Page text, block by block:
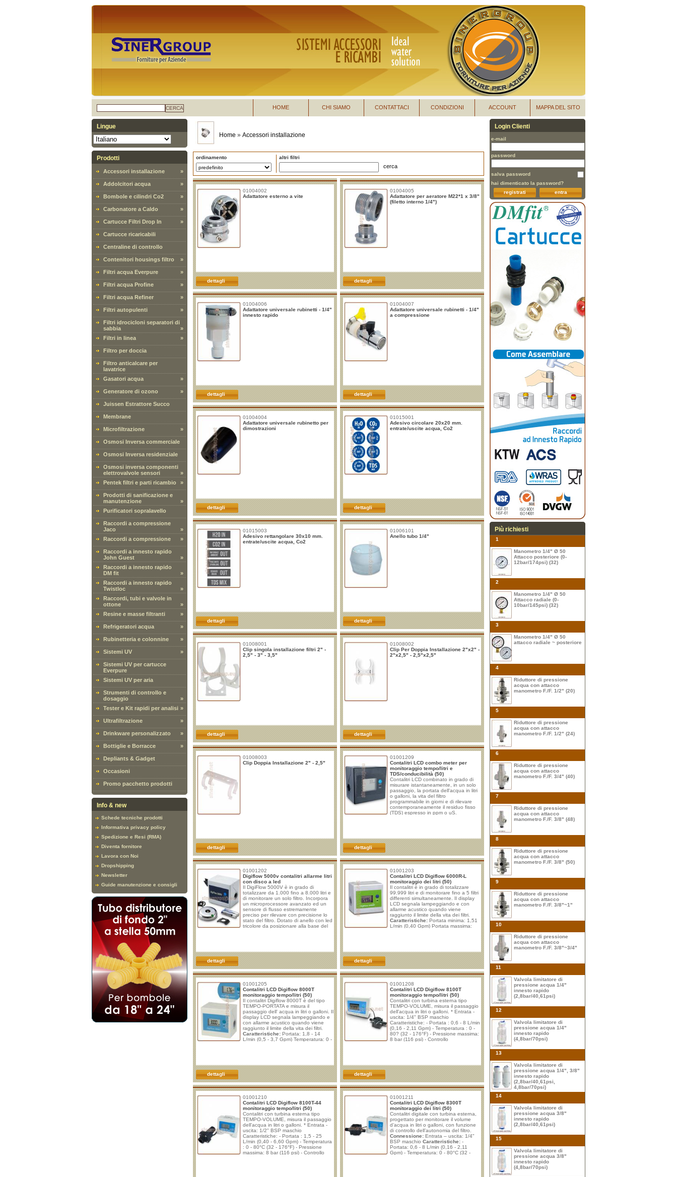
CERCA MAPPA DEL SITO
ACCOUNT
CONDIZIONI
CONTATTACI
CHI SIAMO
HOME
Lingue
Prodotti
Accessori installazione »
Addolcitori acqua »
Bombole e cilindri Co2 »
Carbonatore a Caldo »
Cartucce Filtri Drop In »
Cartucce ricaricabili
Centraline di controllo
Contenitori housings filtro »
Filtri acqua Everpure »
Filtri acqua Profine »
Filtri acqua Refiner »
Filtri autopulenti »
Filtri idrocicloni separatori di
sabbia
»
Filtri in linea
»
Filtro per doccia
Filtro anticalcare per
lavatrice
Gasatori acqua
»
Generatore di ozono »
Juissen Estrattore Succo
Membrane
Microfiltrazione »
Osmosi Inversa commerciale
Osmosi Inversa residenziale
Osmosi inversa componenti
elettrovalvole sensori
»
Pentek filtri e parti ricambio
»
Prodotti di sanificazione e
manutenzione
»
Purificatori sopralavello
Raccordi a compressione
Jaco
»
Raccordi a compressione
»
Raccordi a innesto rapido
John Guest
»
Raccordi a innesto rapido
DM fit
»
Raccordi a innesto rapido
Twistloc
»
Raccordi, tubi e valvole in
ottone
»
Resine e masse filtranti
»
Refrigeratori acqua »
Rubinetteria e colonnine »
Sistemi UV »
Sistemi UV per cartucce
Everpure
Sistemi UV per aria
Strumenti di controllo e
dosaggio
»
Tester e Kit rapidi per analisi »
Ultrafiltrazione »
Drinkware personalizzato »
Bottiglie e Borracce »
Depliants & Gadget
Occasioni
Promo pacchetto prodotti
Info & new
Schede tecniche prodotti
Informativa privacy policy
Spedizione e Resi (RMA)
Diventa fornitore
Lavora con Noi
Dropshipping
Newsletter
Guide manutenzione e consigli
Home » Accessori installazione
ordinamento altri filtri
cerca
01004002
Adattatore esterno a vite
dettagli
01004005
Adattatore per aeratore M22*1 x 3/8"
(filetto interno 1/4")
dettagli
01004006
Adattatore universale rubinetti - 1/4"
innesto rapido
dettagli
01004007
Adattatore universale rubinetti - 1/4"
a compressione
dettagli
01004004
Adattatore universale rubinetto per
dimostrazioni
dettagli
01015001
Adesivo circolare 20x20 mm.
entrate/uscite acqua, Co2
dettagli
01015003
Adesivo rettangolare 30x10 mm.
entrate/uscite acqua, Co2
dettagli
01006101
Anello tubo 1/4"
dettagli
01008001
Clip singola installazione filtri 2" -
2,5" - 3" - 3,5"
dettagli
01008002
Clip Per Doppia Installazione 2"x2" -
2"x2,5" - 2,5"x2,5"
dettagli
01008003
Clip Doppia Installazione 2" - 2,5"
dettagli
01001209
Contalitri LCD combo meter per
monitoraggio tempo/litri e
TDS/conducibilità (50)
Contalitri LCD combinato in grado di
misurare istantaneamente, in un solo
passaggio, la portata dell'acqua in litri
o galloni, la vita del filtro
programmabile in giorni e di rilevare
contemporaneamente il residuo fisso
(TDS) espresso in ppm o uS.
flusso: bidirezionale - Monitoraggio
dettagli
01001202
Digiflow 5000v contalitri allarme litri
con disco a led
Il DigiFlow 5000V è in grado di
totalizzare da 1.000 fino a 8.000 litri e
di monitorare un solo filtro. Incorpora
un microprocessore avanzato ed un
sensore di flusso estremamente
preciso per rilevare con precisione lo
stato del filtro. Dotato di anello con led
tricolore da posizionare alla base del
occorre alcuna alimentazione esterna,
dettagli
01001203
Contalitri LCD Digiflow 6000R-L
monitoraggio dei litri (50)
Il contalitri è in grado di totalizzare
99.999 litri e di monitorare fino a 5 filtri
differenti simultaneamente. Il display
LCD segnala lampeggiando e con
allarme acustico quando viene
raggiunto il limite della vita dei filtri.
Caratteristiche: Portata minima: 1,51
L/min (0,40 Gpm) Portata massima:
batterie AAA
dettagli
01001205
Contalitri LCD Digiflow 8000T
monitoraggio tempo/litri (50)
Il contalitri Digiflow 8000T è del tipo
TEMPO-PORTATA e misura il
passaggio dell' acqua in litri o galloni. Il
display LCD segnala lampeggiando e
con allarme acustico quando viene
raggiunto il limite della vita dei filtri.
Caratteristiche: Portata: 1,8 - 14
L/min (0,5 - 3,7 Gpm) Temperatura: 0 -
Installazione Batterie Far slittare i
dettagli
01001208
Contalitri LCD Digiflow 8100T
monitoraggio tempo/litri (50)
Contalitri con turbina esterna tipo
TEMPO-VOLUME, misura il passaggio
dell'acqua in litri o galloni. * Entrata -
uscita: 1/4" BSP maschio
Caratteristiche: - Portata : 0,6 - 8 L/min
(0,16 - 2,11 Gpm) - Temperatura : 0 -
80? (32 - 176°F) - Pressione massima:
8 bar (116 psi) - Controllo
lpm); - Avviso con allarme a vita filtro
dettagli
01001210
Contalitri LCD Digiflow 8100T-44
monitoraggio tempo/litri (50)
Contalitri con turbina esterna tipo
TEMPO-VOLUME, misura il passaggio
dell'acqua in litri o galloni. * Entrata -
uscita: 1/2" BSP maschio
Caratteristiche: - Portata : 1,5 - 25
L/min (0,40 - 6,60 Gpm) - Temperatura
: 0 - 80°C (32 - 176°F) - Pressione
massima: 8 bar (116 psi) - Controllo
01001211
Contalitri LCD Digiflow 8300T
monitoraggio dei litri (50)
Contalitri digitale con turbina esterna,
progettato per monitorare il volume
d’acqua in litri o galloni, con funzione
di controllo dell’autonomia del filtro.
Connessione: Entrata – uscita: 1/4"
BSP maschio Caratteristiche: -
Portata: 0,6 - 8 L/min (0,16 - 2,11
Gpm) - Temperatura: 0 - 80°C (32 -
Login Clienti
e-mail
password
salva password
hai dimenticato la password?
entra
registrati
Più richiesti
1
Manometro 1/4" Ø 50
Attacco posteriore (0-
12bar/174psi) (32)
2
Manometro 1/4" Ø 50
Attacco radiale (0-
10bar/145psi) (32)
3
Manometro 1/4" Ø 50
attacco radiale ~ posteriore
4
Riduttore di pressione
acqua con attacco
manometro F./F. 1/2" (20)
5
Riduttore di pressione
acqua con attacco
manometro F./F. 1/2" (24)
6
Riduttore di pressione
acqua con attacco
manometro F./F. 3/4" (40)
7
Riduttore di pressione
acqua con attacco
manometro F./F. 3/8" (48)
8
Riduttore di pressione
acqua con attacco
manometro F./F. 3/8" (50)
9
Riduttore di pressione
acqua con attacco
manometro F./F. 3/8"~1"
10
Riduttore di pressione
acqua con attacco
manometro F./F. 3/8"~3/4"
11
Valvola limitatore di
pressione acqua 1/4"
innesto rapido
(2,8bar/40,61psi)
12
Valvola limitatore di
pressione acqua 1/4"
innesto rapido
(4,8bar/70psi)
13
Valvola limitatore di
pressione acqua 1/4", 3/8"
innesto rapido
(2,8bar/40,61psi,
4,8bar/70psi)
14
Valvola limitatore di
pressione acqua 3/8"
innesto rapido
(2,8bar/40,61psi)
15
Valvola limitatore di
pressione acqua 3/8"
innesto rapido
(4,8bar/70psi)